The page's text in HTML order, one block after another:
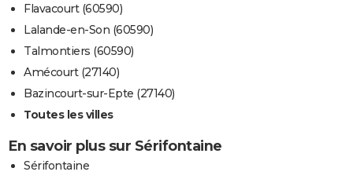
Flavacourt (60590)
Lalande-en-Son (60590)
Talmontiers (60590)
Amécourt (27140)
Bazincourt-sur-Epte (27140)
Toutes les villes
En savoir plus sur Sérifontaine
Sérifontaine